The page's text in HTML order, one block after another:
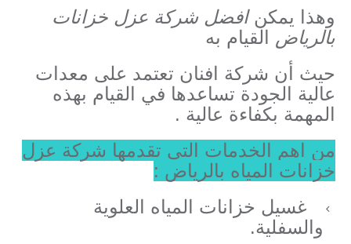
وهذا يمكنافضل شركة عزل خزانات
بالرياض القيام به
حيث أن شركة افنان تعتمد على معدات
عالية الجودة تساعدها في القيام بهذه
المهمة بكفاءة عالية .
من اهم الخدمات التي تقدمها شركة عزل
خزانات المياه بالرياض :
غسيل خزانات المياه العلوية
والسفلية.